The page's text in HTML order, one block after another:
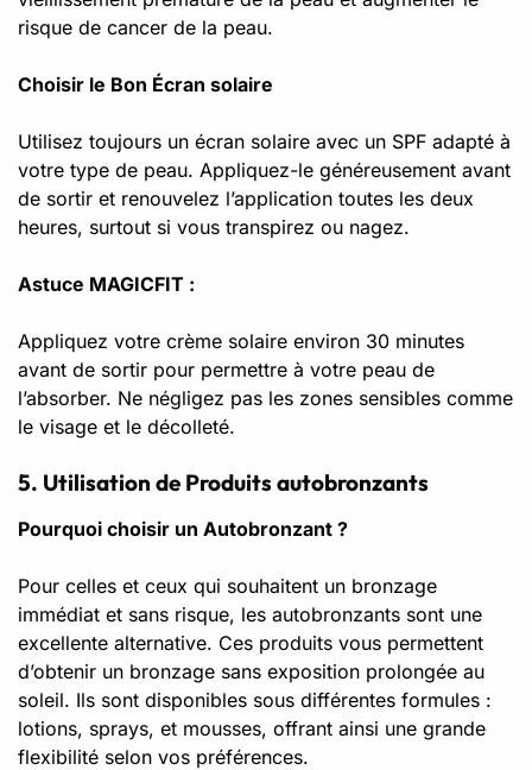
risque de cancer de la peau.
Choisir le Bon Écran solaire
Utilisez toujours un écran solaire avec un SPF adapté à
votre type de peau. Appliquez-le généreusement avant
de sortir et renouvelez l’application toutes les deux
heures, surtout si vous transpirez ou nagez.
Astuce MAGICFIT :
Appliquez votre crème solaire environ 30 minutes
avant de sortir pour permettre à votre peau de
l’absorber. Ne négligez pas les zones sensibles comme
le visage et le décolleté.
5. Utilisation de Produits autobronzants
Pourquoi choisir un Autobronzant ?
Pour celles et ceux qui souhaitent un bronzage
immédiat et sans risque, les autobronzants sont une
excellente alternative. Ces produits vous permettent
d’obtenir un bronzage sans exposition prolongée au
soleil. Ils sont disponibles sous différentes formules :
lotions, sprays, et mousses, offrant ainsi une grande
flexibilité selon vos préférences.